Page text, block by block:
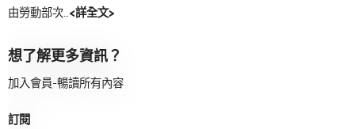
由勞動部次…<詳全文>
想了解更多資訊？
加入會員-暢讀所有內容
訂閱